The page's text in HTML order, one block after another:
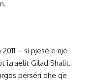
– si pjesë e një
izraelit Gilad Shalit.
përsëri dhe që